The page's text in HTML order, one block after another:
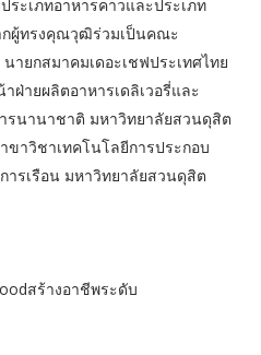
ระเภทอาหารคาวและประเภท
กผู้ทรงคุณวุฒิร่วมเป็นคณะ
ายกสมาคมเดอะเชฟประเทศไทย
ฝ่ายผลิตอาหารเดลิเวอรี่และ
รนานาชาติ มหาวิทยาลัยสวนดุสิต
าวิชาเทคโนโลยีการประกอบ
ารเรือน มหาวิทยาลัยสวนดุสิต
สร้างอาชีพระดับ